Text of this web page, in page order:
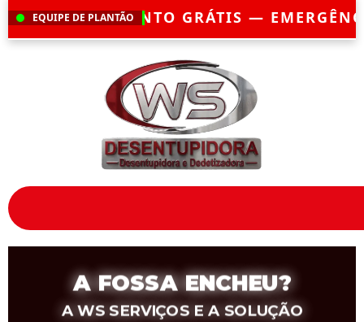
EQUIPE DE PLANTÃO
— EMERGÊNCIA?CHEGAMOS EM
A FOSSA ENCHEU?
A WS SERVIÇOS E A SOLUÇÃO